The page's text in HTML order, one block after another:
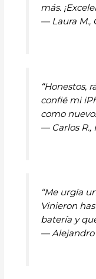
más.
— Laura M.,
“Honestos,
confié mi
como
— Carlos
“Me urgía
Vinieron
batería y
—Alejandro